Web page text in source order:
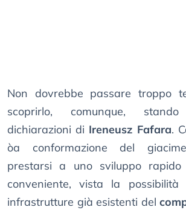
Non dovrebbe passare troppo
scoprirlo, comunque,
dichiarazioni di Ireneusz Fafara.
òa conformazione del
prestarsi a uno sviluppo
conveniente, vista la
infrastrutture già esistenti del